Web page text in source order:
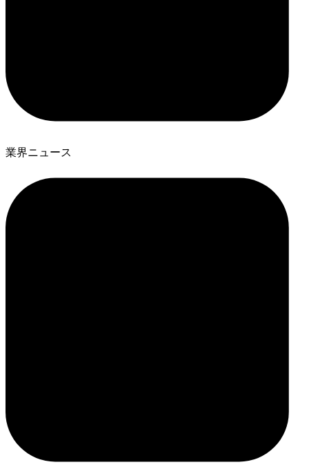
業界ニュース